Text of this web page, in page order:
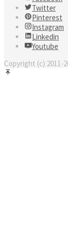
Twitter
Pinterest
Instagram
Linkedin
Youtube
Copyright (c) 2011-